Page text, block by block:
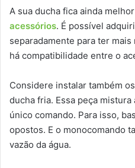
A sua ducha fica ainda
acessórios. É possível
separadamente para ter
há compatibilidade entre o
Considere instalar também os
ducha fria. Essa peça
único comando. Para isso,
opostos. E o monocomando
vazão da água.